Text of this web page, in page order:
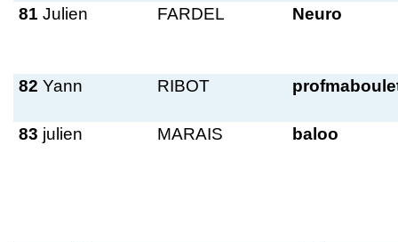
81 Julien FARDEL Neuro
82 Yann RIBOT
83 julien MARAIS baloo